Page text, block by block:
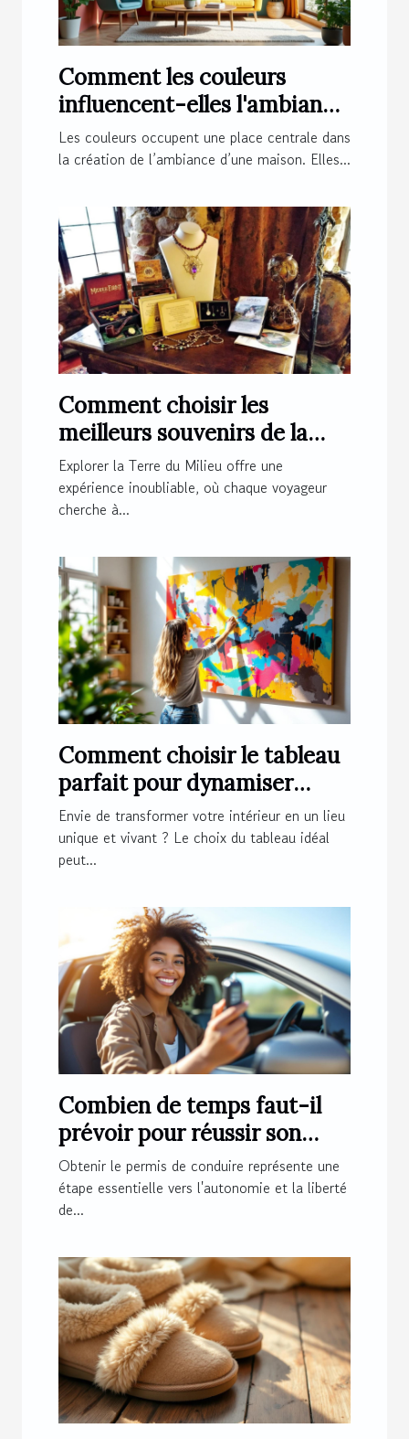
Comment les couleurs
influencent-elles l'ambiance
de votre maison ?
Les couleurs occupent une place centrale dans
la création de l’ambiance d’une maison. Elles...
Comment choisir les
meilleurs souvenirs de la
Terre du Milieu ?
Explorer la Terre du Milieu offre une
expérience inoubliable, où chaque voyageur
cherche à...
Comment choisir le tableau
parfait pour dynamiser
votre espace ?
Envie de transformer votre intérieur en un lieu
unique et vivant ? Le choix du tableau idéal
peut...
Combien de temps faut-il
prévoir pour réussir son
permis de conduire ?
Obtenir le permis de conduire représente une
étape essentielle vers l'autonomie et la liberté
de...